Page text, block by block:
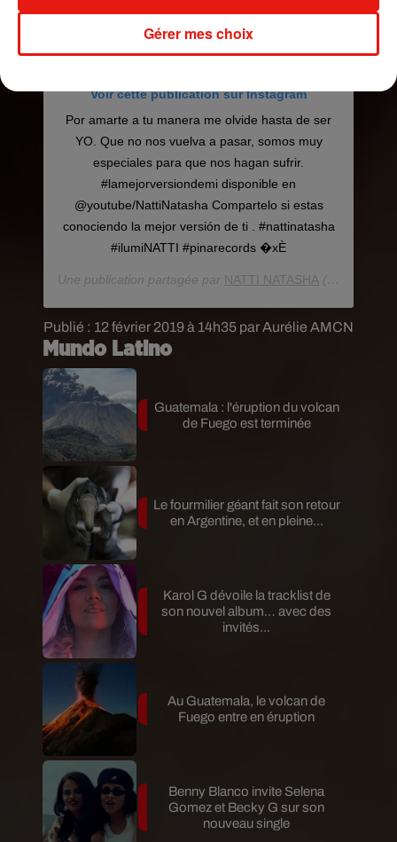
Publié : 12 février 2019 à 14h35 par Aurélie AMCN
Voir cette publication sur Instagram
Por amarte a tu manera me olvide hasta de ser
YO. Que no nos vuelva a pasar, somos muy
especiales para que nos hagan sufrir.
#lamejorversiondemi disponible en
@youtube/NattiNatasha Compartelo si estas
conociendo la mejor versión de ti . #nattinatasha
#ilumiNATTI #pinarecords �xÈ
Une publication partagée par NATTI NATASHA (@nattinatasha) le
Mundo Latino
Guatemala : l'éruption du volcan
de Fuego est terminée
Le fourmilier géant fait son retour
en Argentine, et en pleine...
Karol G dévoile la tracklist de
son nouvel album… avec des
invités...
Au Guatemala, le volcan de
Fuego entre en éruption
Benny Blanco invite Selena
Gomez et Becky G sur son
nouveau single
Gérer mes choix